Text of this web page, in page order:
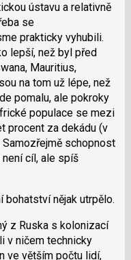
ústavu a relativně
se
prakticky vyhubili.
lepší, než byl před
Mauritius,
na tom už lépe, než
pomalu, ale pokroky
populace se mezi
procent za dekádu (v
schopnost
cíl, ale spíš
nějak utrpělo.
z Ruska s kolonizací
v ničem technicky
ve větším počtu lidí,